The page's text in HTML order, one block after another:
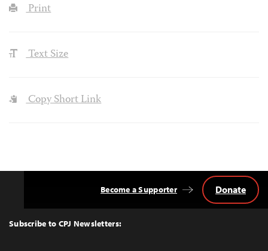
Print
Text Size
Copy Short Link
Top
Subscribe to CPJ Newsletters:
Become a Supporter Donate